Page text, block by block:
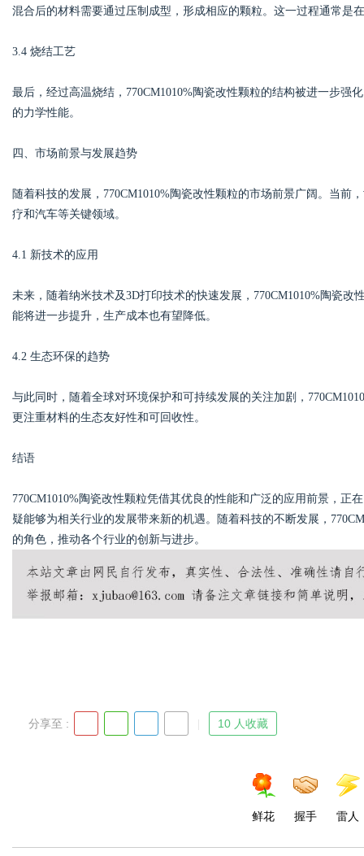
混合后的材料需要通过压制成型，形成相应的颗粒。这一过程通常是
3.4 烧结工艺
最后，经过高温烧结，770CM1010%陶瓷改性颗粒的结构被进一步
的力学性能。
四、市场前景与发展趋势
随着科技的发展，770CM1010%陶瓷改性颗粒的市场前景广阔。当
疗和汽车等关键领域。
4.1 新技术的应用
未来，随着纳米技术及3D打印技术的快速发展，770CM1010%陶瓷
能将进一步提升，生产成本也有望降低。
4.2 生态环保的趋势
与此同时，随着全球对环境保护和可持续发展的关注加剧，
更注重材料的生态友好性和可回收性。
结语
770CM1010%陶瓷改性颗粒凭借其优良的性能和广泛的应用前景，
疑能够为相关行业的发展带来新的机遇。随着科技的不断发展，
的角色，推动各个行业的创新与进步。
分享至 : 10 人收藏
鲜花 握手 雷人